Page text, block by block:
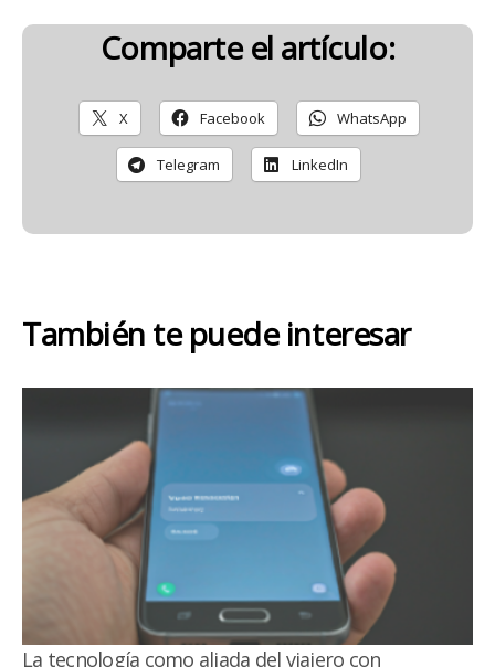
Comparte el artículo:
X Facebook WhatsApp
Telegram LinkedIn
También te puede interesar
La tecnología como aliada del viajero con